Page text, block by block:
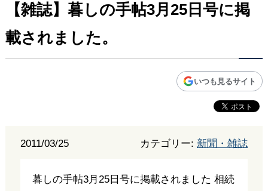
【雑誌】暮しの手帖3月25日号に掲
載されました。
いつも見るサイト
2011/03/25 カテゴリー: 新聞・雑誌
暮しの手帖3月25日号に掲載されました 相続